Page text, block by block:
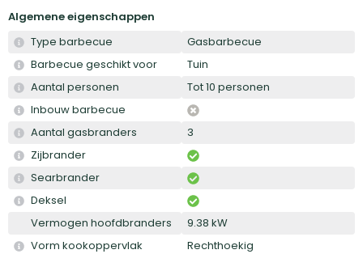
Algemene eigenschappen
Type barbecue
Gasbarbecue
Barbecue geschikt voor
Tuin
Aantal personen
Tot 10 personen
Inbouw barbecue
Aantal gasbranders
3
Zijbrander
Searbrander
Deksel
Vermogen hoofdbranders
9.38 kW
Vorm kookoppervlak
Rechthoekig